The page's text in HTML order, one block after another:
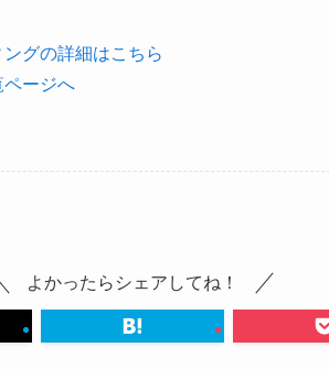
グの詳細はこちら
ージへ
よかったらシェアしてね！